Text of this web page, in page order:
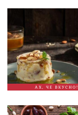
АХ, ЧЕ ВКУСНО!